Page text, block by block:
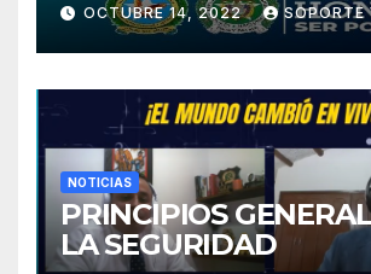
OCTUBRE 14, 2022 SOPORTE
NOTICIAS
PRINCIPIOS
LA SEGURIDAD